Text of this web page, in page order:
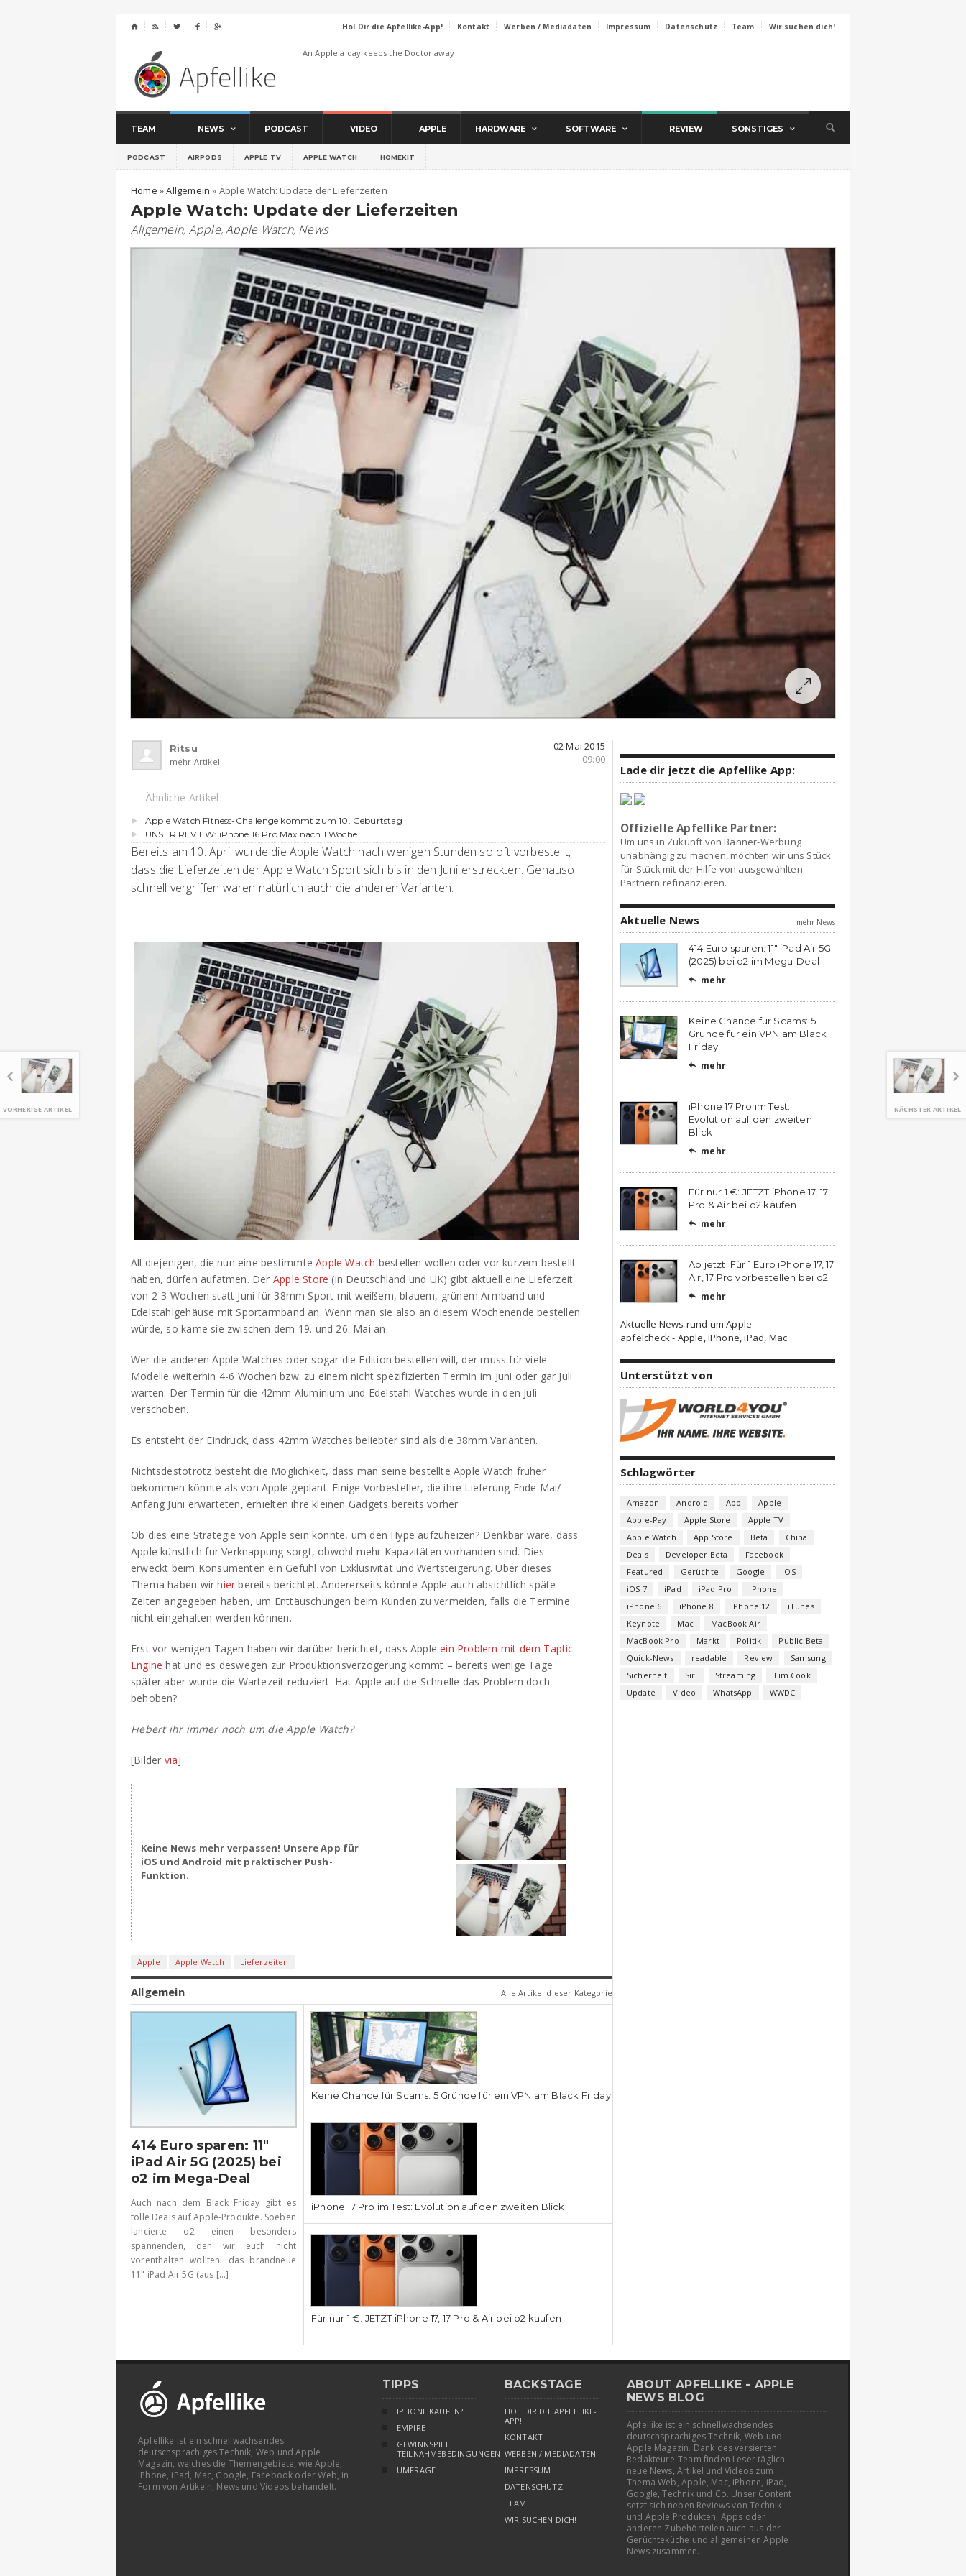
VORHERIGE ARTIKEL NÄCHSTER ARTIKEL
⌂     Hol Dir die Apfellike-App! Kontakt Werben / Mediadaten Impressum Datenschutz Team Wir suchen dich!
An Apple a day keeps the Doctor away
TEAM NEWS PODCAST VIDEO APPLE HARDWARE SOFTWARE REVIEW SONSTIGES
PODCAST AIRPODS APPLE TV APPLE WATCH HOMEKIT
Home »Allgemein » Apple Watch: Update der Lieferzeiten
Apple Watch: Update der Lieferzeiten
Allgemein, Apple,Apple Watch, News
Ritsu
mehr Artikel
02 Mai 2015
09:00
Ähnliche Artikel
Apple Watch Fitness-Challenge kommt zum 10. Geburtstag
UNSER REVIEW: iPhone 16 Pro Max nach 1 Woche
Bereits am 10. April wurde die Apple Watch nach wenigen Stunden so oft vorbestellt,
dass die Lieferzeiten der Apple Watch Sport sich bis in den Juni erstreckten. Genauso
schnell vergriffen waren natürlich auch die anderen Varianten.
All diejenigen, die nun eine bestimmteApple Watch bestellen wollen oder vor kurzem bestellt
haben, dürfen aufatmen. Der Apple Store (in Deutschland und UK) gibt aktuell eine Lieferzeit
von 2-3 Wochen statt Juni für 38mm Sport mit weißem, blauem, grünem Armband und
Edelstahlgehäuse mit Sportarmband an. Wenn man sie also an diesem Wochenende bestellen
würde, so käme sie zwischen dem 19. und 26. Mai an.
Wer die anderen Apple Watches oder sogar die Edition bestellen will, der muss für viele
Modelle weiterhin 4-6 Wochen bzw. zu einem nicht spezifizierten Termin im Juni oder gar Juli
warten. Der Termin für die 42mm Aluminium und Edelstahl Watches wurde in den Juli
verschoben.
Es entsteht der Eindruck, dass 42mm Watches beliebter sind als die 38mm Varianten.
Nichtsdestotrotz besteht die Möglichkeit, dass man seine bestellte Apple Watch früher
bekommen könnte als von Apple geplant: Einige Vorbesteller, die ihre Lieferung Ende Mai/
Anfang Juni erwarteten, erhielten ihre kleinen Gadgets bereits vorher.
Ob dies eine Strategie von Apple sein könnte, um den Hype aufzuheizen? Denkbar wäre, dass
Apple künstlich für Verknappung sorgt, obwohl mehr Kapazitäten vorhanden sind. Dies
erweckt beim Konsumenten ein Gefühl von Exklusivität und Wertsteigerung. Über dieses
Thema haben wirhier bereits berichtet. Andererseits könnte Apple auch absichtlich späte
Zeiten angegeben haben, um Enttäuschungen beim Kunden zu vermeiden, falls die Termine
nicht eingehalten werden können.
Erst vor wenigen Tagen haben wir darüber berichtet, dass Appleein Problem mit dem Taptic
Engine hat und es deswegen zur Produktionsverzögerung kommt – bereits wenige Tage
später aber wurde die Wartezeit reduziert. Hat Apple auf die Schnelle das Problem doch
behoben?
Fiebert ihr immer noch um die Apple Watch?
[Bilder via]
Keine News mehr verpassen! Unsere App für
iOS und Android mit praktischer Push-
Funktion.
Apple Apple Watch Lieferzeiten
Allgemein Alle Artikel dieser Kategorie
414 Euro sparen: 11″
iPad Air 5G (2025) bei
o2 im Mega-Deal
Auch nach dem Black Friday gibt es
tolle Deals auf Apple-Produkte. Soeben
lancierte o2 einen besonders
spannenden, den wir euch nicht
vorenthalten wollten: das brandneue
11" iPad Air 5G (aus [...]
Keine Chance für Scams: 5 Gründe für ein VPN am Black Friday
iPhone 17 Pro im Test: Evolution auf den zweiten Blick
Für nur 1 €: JETZT iPhone 17, 17 Pro & Air bei o2 kaufen
Lade dir jetzt die Apfellike App:
Offizielle Apfellike Partner:
Um uns in Zukunft von Banner-Werbung
unabhängig zu machen, möchten wir uns Stück
für Stück mit der Hilfe von ausgewählten
Partnern refinanzieren.
Aktuelle News mehr News
414 Euro sparen: 11″ iPad Air 5G
(2025) bei o2 im Mega-Deal
 mehr
Keine Chance für Scams: 5
Gründe für ein VPN am Black
Friday
 mehr
iPhone 17 Pro im Test:
Evolution auf den zweiten
Blick
 mehr
Für nur 1 €: JETZT iPhone 17, 17
Pro & Air bei o2 kaufen
 mehr
Ab jetzt: Für 1 Euro iPhone 17, 17
Air, 17 Pro vorbestellen bei o2
 mehr
Aktuelle News rund um Apple
apfelcheck - Apple, iPhone, iPad, Mac
Unterstützt von
Schlagwörter
Amazon Android App
Apple
Apple-Pay
Apple Store
Apple TV
Apple Watch
App Store Beta
China
Deals
Developer Beta
Facebook
Featured
Gerüchte Google
iOS
iOS 7
iPad iPad Pro
iPhone
iPhone 6
iPhone 8 iPhone 12
iTunes
Keynote
Mac
MacBook Air
MacBook Pro
Markt Politik
Public Beta
Quick-News
readable Review
Samsung
Sicherheit
Siri Streaming
Tim Cook
Update
Video WhatsApp WWDC
Apfellike ist ein schnellwachsendes
deutschsprachiges Technik, Web und Apple
Magazin, welches die Themengebiete, wie Apple,
iPhone, iPad, Mac, Google, Facebook oder Web, in
Form von Artikeln, News und Videos behandelt.
TIPPS
IPHONE KAUFEN?
EMPIRE
GEWINNSPIEL
TEILNAHMEBEDINGUNGEN
UMFRAGE
BACKSTAGE
HOL DIR DIE APFELLIKE-
APP!
KONTAKT
WERBEN / MEDIADATEN
IMPRESSUM
DATENSCHUTZ
TEAM
WIR SUCHEN DICH!
ABOUT APFELLIKE - APPLE
NEWS BLOG
Apfellike ist ein schnellwachsendes
deutschsprachiges Technik, Web und
Apple Magazin. Dank des versierten
Redakteure-Team finden Leser täglich
neue News, Artikel und Videos zum
Thema Web, Apple, Mac, iPhone, iPad,
Google, Technik und Co. Unser Content
setzt sich neben Reviews von Technik
und Apple Produkten, Apps oder
anderen Zubehörteilen auch aus der
Gerüchteküche und allgemeinen Apple
News zusammen.